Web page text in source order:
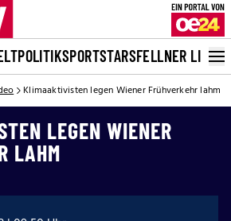
POLITIKSPORTSTARSFELLNER LIVE
Klimaaktivisten legen Wiener Frühverkehr lahm
LEGEN WIENER
LAHM